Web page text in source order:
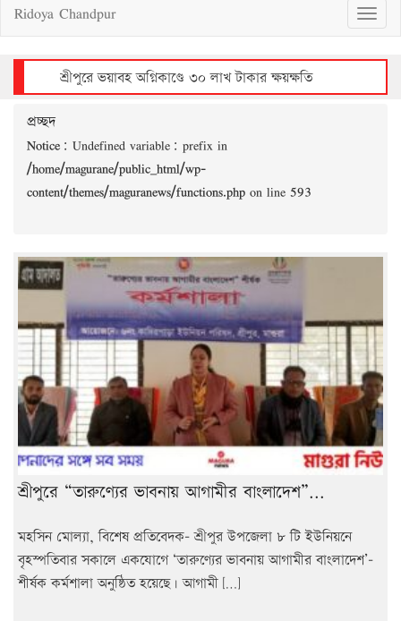
T
o
g
g
l
a
t
Ridoya Chandpur
শ্রীপুরে ভয়াবহ অগ্নিকাণ্ডে ৩০ লাখ টাকার ক্ষয়ক্ষতি
প্রচ্ছদ
Notice : Undefined variable: prefix in
/home/magurane/public_html/wp-
content/themes/maguranews/functions.php on line 593
শ্রীপুরে “তারুণ্যের ভাবনায় আগামীর বাংলাদেশ”...
মহসিন মোল্যা, বিশেষ প্রতিবেদক- শ্রীপুর উপজেলা ৮ টি ইউনিয়নে
বৃহস্পতিবার সকালে একযোগে ‘তারুণ্যের ভাবনায় আগামীর বাংলাদেশ’-
শীর্ষক কর্মশালা অনুষ্ঠিত হয়েছে। আগামী […]